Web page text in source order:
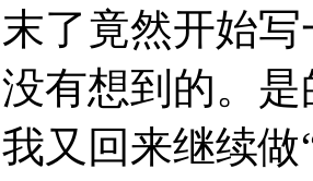
了竟然开始
有想到的。
又回来继续